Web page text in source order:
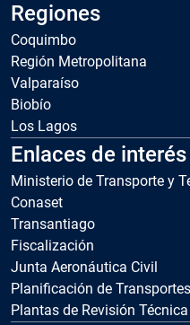
Regiones
Coquimbo
Región Metropolitana
Valparaíso
Biobío
Los Lagos
Enlaces de interés
Ministerio de Transporte y
Conaset
Transantiago
Fiscalización
Junta Aeronáutica Civil
Planificación de Transportes
Plantas de Revisión Técnica